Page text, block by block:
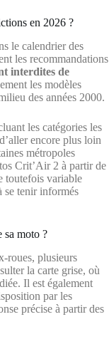
en 2026 ?
le calendrier des
les recommandations
interdites de
les modèles
des années 2000.
les catégories les
encore plus loin
métropoles
Crit’Air 2 à partir de
toutefois variable
se tenir informés
sa moto ?
roues, plusieurs
la carte grise, où
Il est également
par les
précise à partir des